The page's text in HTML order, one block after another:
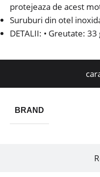
protejeaza de acest
Suruburi din otel
DETALII: • Greutate:
BRAND